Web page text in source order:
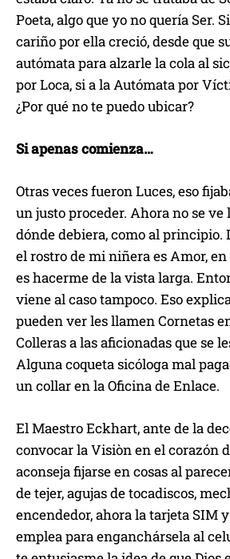
Poeta, algo que yo no quería Ser.
cariño por ella creció, desde que
autómata para alzarle la cola al
por Loca, si a la Autómata por
¿Por qué no te puedo ubicar?
Si apenas comienza…
Otras veces fueron Luces, eso
un justo proceder. Ahora no se ve
dónde debiera, como al principio.
el rostro de mi niñera es Amor,
es hacerme de la vista larga.
viene al caso tampoco. Eso
pueden ver les llamen Cornetas
Colleras a las aficionadas que se
Alguna coqueta sicóloga mal
un collar en la Oficina de Enlace.
El Maestro Eckhart, ante de la
convocar la Visiòn en el corazón
aconseja fijarse en cosas al
de tejer, agujas de tocadiscos,
encendedor, ahora la tarjeta SIM
emplea para enganchársela al